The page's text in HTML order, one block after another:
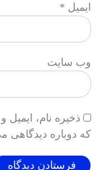
ایمیل *
وب‌ سایت
ذخیره نام،
که دوباره دیدگاهی